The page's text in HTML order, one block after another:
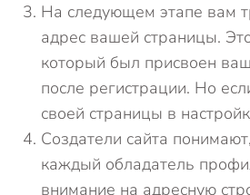
На следующем этапе вам
адрес вашей страницы.
который был присвоен
после регистрации. Но
своей страницы в
Создатели сайта
каждый обладатель
внимание на адресную